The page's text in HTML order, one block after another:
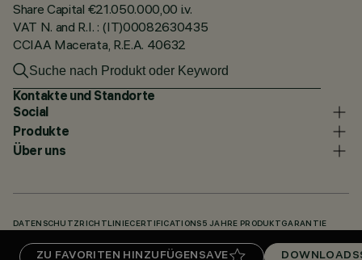
ZU FAVORITEN HINZUFÜGEN SAVE DOWNLOADS
Share Capital €21.050.000,00 i.v.
VAT N. and R.I. : (IT)00082630435
CCIAA Macerata, R.E.A. 40632
Kontakte und Standorte
Social
Produkte
Über uns
DATENSCHUTZRICHTLINIECERTIFICATIONS 5 JAHRE PRODUKTGARANTIE
UNSERE CODES KNOWLEDGE BASE (LOGIN REQUIRED) DOWNLOADS